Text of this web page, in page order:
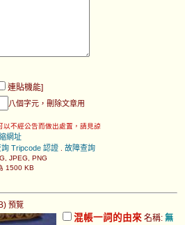
連貼機能]
八個字元，刪除文章用
以不經公告而做出處置，請見諒
網址
詢 Tripcode 認證 故障查詢
JPEG, PNG
1500 KB
預覽
混帳一詞的由來 名稱: 無